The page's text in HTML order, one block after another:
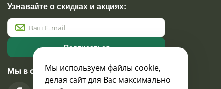
Узнавайте о скидках и акциях:
Подписаться
Мы в социальных сетях
Мы используем файлы cookie,
делая сайт для Вас максимально